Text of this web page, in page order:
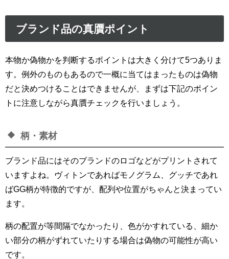
ブランド品の真贋ポイント
本物か偽物かを判断するポイントは大きく分けて5つありま
す。例外のものもあるので一概に当てはまったものは偽物
だと決めつけることはできませんが、まずは下記のポイン
トに注意しながら真贋チェックを行いましょう。
柄・素材
ブランド品にはそのブランドのロゴなどがプリントされて
いますよね。ヴィトンであればモノグラム、グッチであれ
ばGG柄が特徴的ですが、配列や位置がちゃんと決まってい
ます。
柄の配置が等間隔でなかったり、色がかすれている、細か
い部分の柄がずれていたりする場合は偽物の可能性が高い
です。